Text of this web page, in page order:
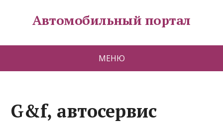
Автомобильный портал
МЕНЮ
G&f, автосервис